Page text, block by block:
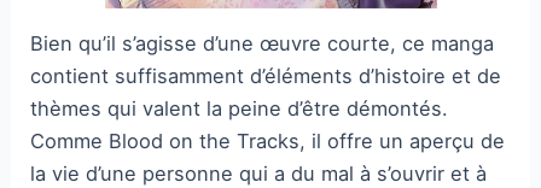
Bien qu’il s’agisse d’une œuvre courte, ce manga
contient suffisamment d’éléments d’histoire et de
thèmes qui valent la peine d’être démontés.
Comme Blood on the Tracks, il offre un aperçu de
la vie d’une personne qui a du mal à s’ouvrir et à